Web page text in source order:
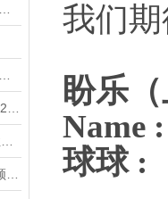
我们
盼乐
Name
球球 :